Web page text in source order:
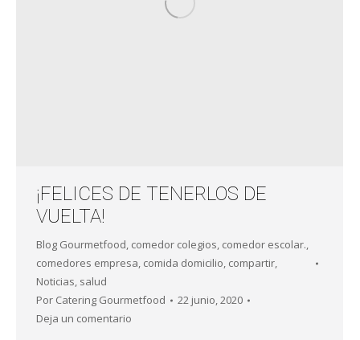
¡FELICES DE TENERLOS DE
VUELTA!
Blog Gourmetfood, comedor colegios, comedor escolar.,
comedores empresa, comida domicilio, compartir,
Noticias, salud
Por Catering Gourmetfood
22 junio, 2020
Deja un comentario